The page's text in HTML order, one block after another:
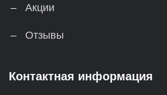
Акции
Отзывы
Контактная информация